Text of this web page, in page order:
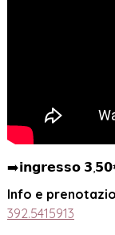
➡️𝗶𝗻𝗴𝗿𝗲𝘀𝘀𝗼
Info e
392.5415913